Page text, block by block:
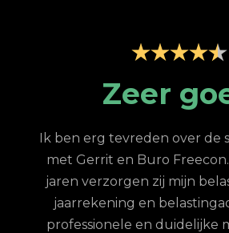
Zeer
Ik ben erg tevreden over de
met Gerrit en Buro
jaren verzorgen zij mijn
jaarrekening en
professionele en duidelijke